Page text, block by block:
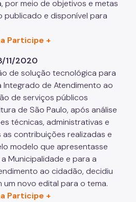
por meio de objetivos e metas
publicado e disponível para
Participe +
11/2020
de solução tecnológica para
Integrado de Atendimento ao
de serviços públicos
de São Paulo, após análise
técnicas, administrativas e
contribuições realizadas e
modelo que apresentasse
Municipalidade e para a
ao cidadão, decidiu
novo edital para o tema.
Participe +